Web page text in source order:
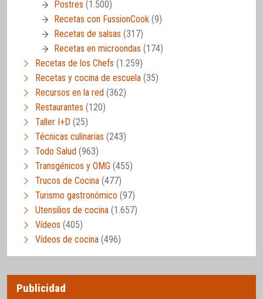
Postres (1.500)
Recetas con FussionCook (9)
Recetas de salsas (317)
Recetas en microondas (174)
Recetas de los Chefs (1.259)
Recetas y cocina de escuela (35)
Recursos en la red (362)
Restaurantes (120)
Taller I+D (25)
Técnicas culinarias (243)
Todo Salud (963)
Transgénicos y OMG (455)
Trucos de Cocina (477)
Turismo gastronómico (97)
Utensilios de cocina (1.657)
Vídeos (405)
Vídeos de cocina (496)
Publicidad